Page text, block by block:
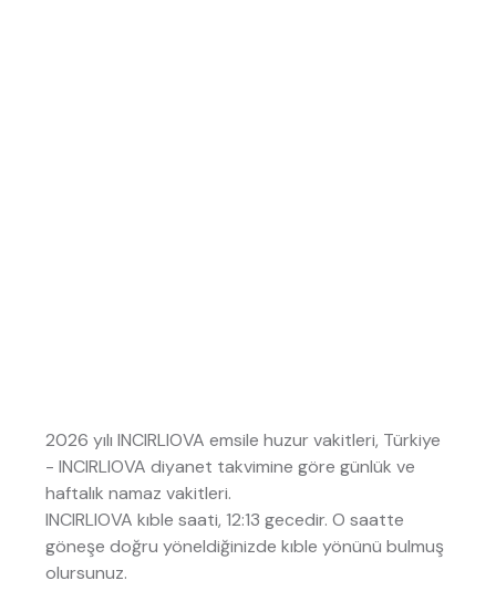
2026 yılı INCIRLIOVA emsile huzur vakitleri, Türkiye
- INCIRLIOVA diyanet takvimine göre günlük ve
haftalık namaz vakitleri.
INCIRLIOVA kıble saati, 12:13 gecedir. O saatte
göneşe doğru yöneldiğinizde kıble yönünü bulmuş
olursunuz.